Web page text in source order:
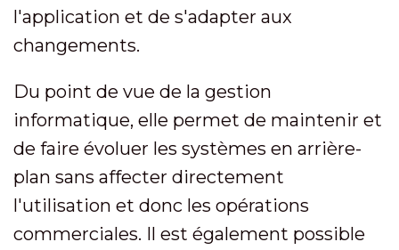
l'application et de s'adapter aux
changements.
Du point de vue de la gestion
informatique, elle permet de maintenir et
de faire évoluer les systèmes en arrière-
plan sans affecter directement
l'utilisation et donc les opérations
commerciales. Il est également possible